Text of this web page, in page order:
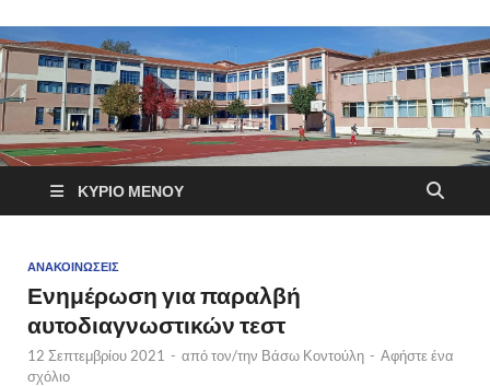
ΚΎΡΙΟ ΜΕΝΟΎ
ΑΝΑΚΟΙΝΏΣΕΙΣ
Ενημέρωση για παραλβή
αυτοδιαγνωστικών τεστ
12 Σεπτεμβρίου 2021 - από τον/την Βάσω Κοντούλη - Αφήστε ένα
σχόλιο